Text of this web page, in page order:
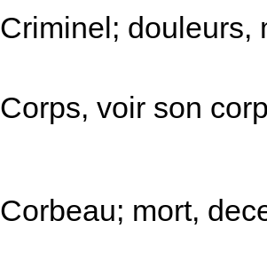
Criminel; douleurs,
Corps, voir son
Corbeau; mort,